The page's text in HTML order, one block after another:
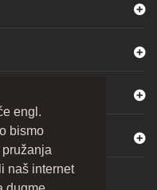
engl.
bismo
naš internet